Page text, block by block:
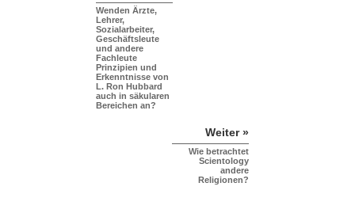
Wenden Ärzte,
Lehrer,
Sozialarbeiter,
Geschäftsleute
und andere
Fachleute
Prinzipien und
Erkenntnisse von
L. Ron Hubbard
auch in säkularen
Bereichen an?
Weiter »
Wie betrachtet
Scientology
andere
Religionen?